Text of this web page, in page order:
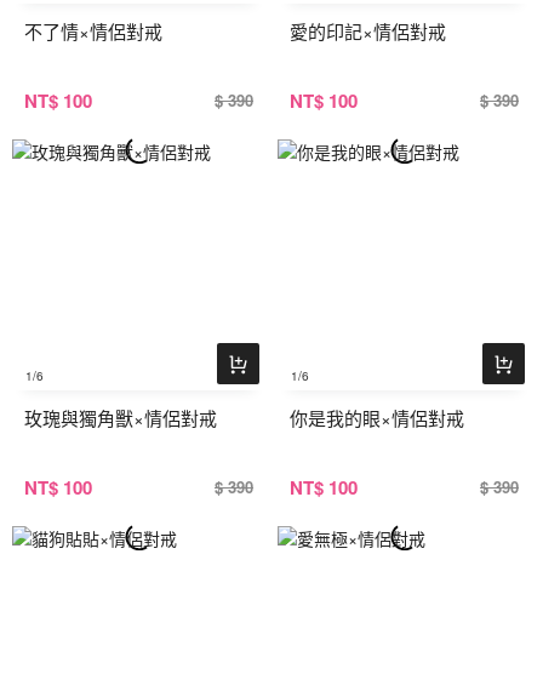
不了情×情侶對戒
NT$ 100 $ 390
愛的印記×情侶對戒
NT$ 100 $ 390
1/6
玫瑰與獨角獸×情侶對戒
NT$ 100 $ 390
1/6
你是我的眼×情侶對戒
NT$ 100 $ 390